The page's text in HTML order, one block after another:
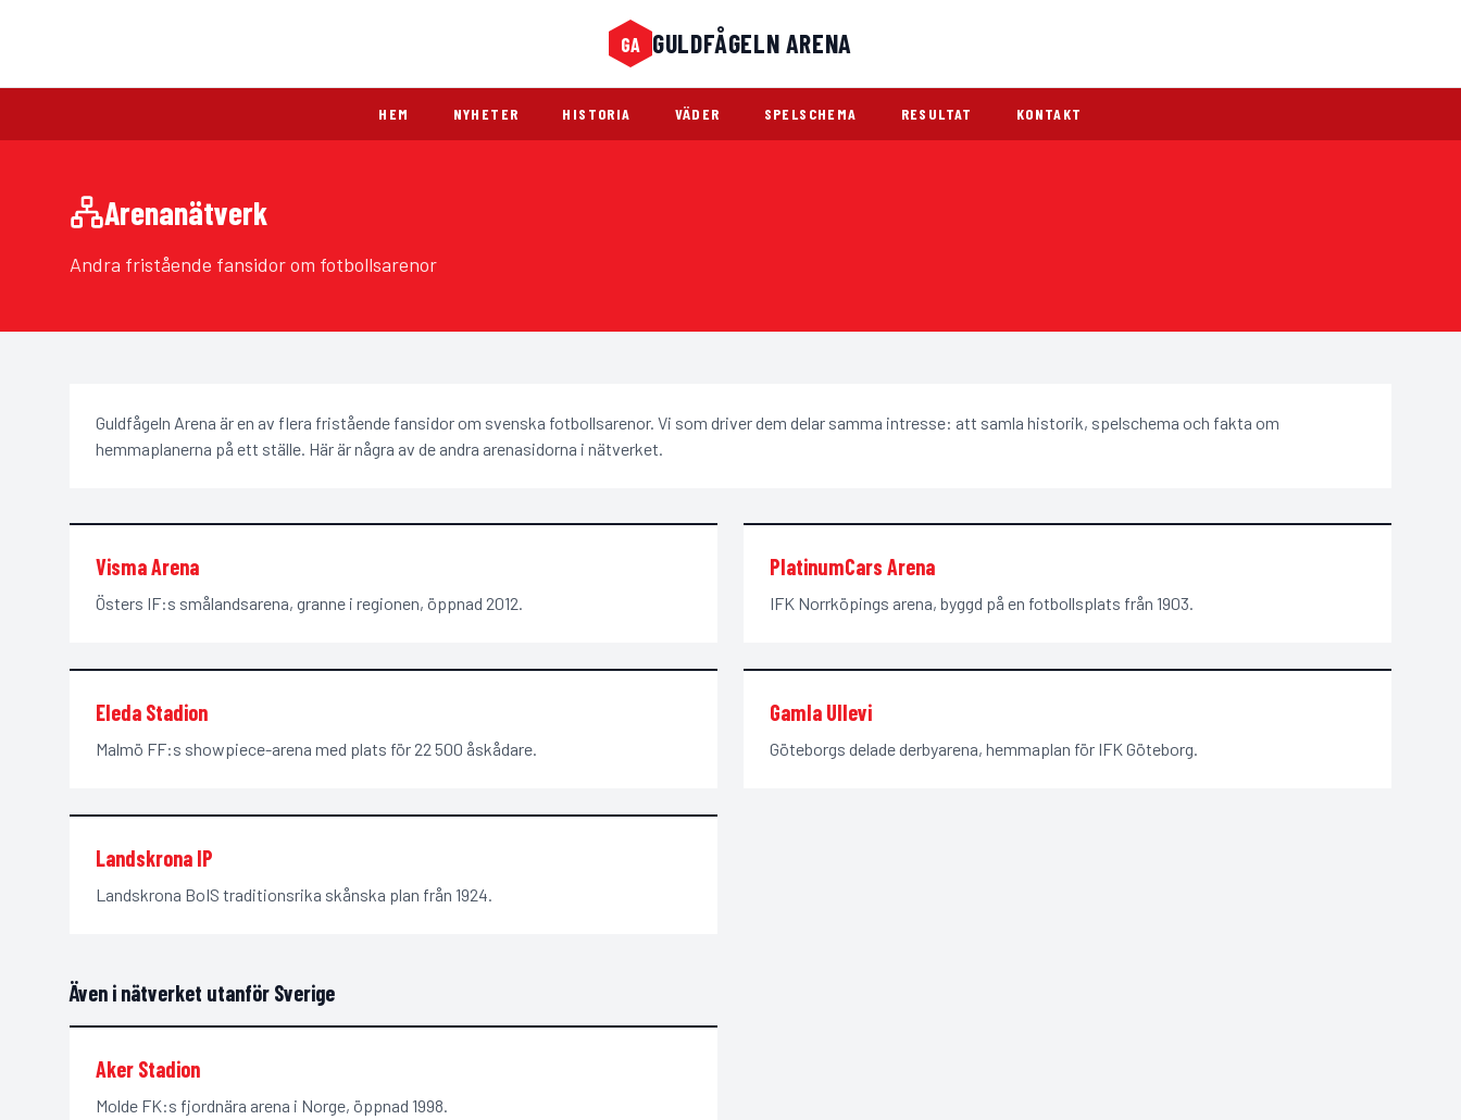
GA GULDFÅGELN ARENA
Guldfågeln Arena
HEM NYHETER HISTORIA VÄDER SPELSCHEMA RESULTAT KONTAKT
Arenanätverk
Andra fristående fansidor om fotbollsarenor
Guldfågeln Arena är en av flera fristående fansidor om svenska fotbollsarenor. Vi som driver dem delar samma intresse: att samla historik, spelschema och fakta om
hemmaplanerna på ett ställe. Här är några av de andra arenasidorna i nätverket.
Visma Arena
Östers IF:s smålandsarena, granne i regionen, öppnad 2012.
PlatinumCars Arena
IFK Norrköpings arena, byggd på en fotbollsplats från 1903.
Eleda Stadion
Malmö FF:s showpiece-arena med plats för 22 500 åskådare.
Gamla Ullevi
Göteborgs delade derbyarena, hemmaplan för IFK Göteborg.
Landskrona IP
Landskrona BoIS traditionsrika skånska plan från 1924.
Även i nätverket utanför Sverige
Aker Stadion
Molde FK:s fjordnära arena i Norge, öppnad 1998.